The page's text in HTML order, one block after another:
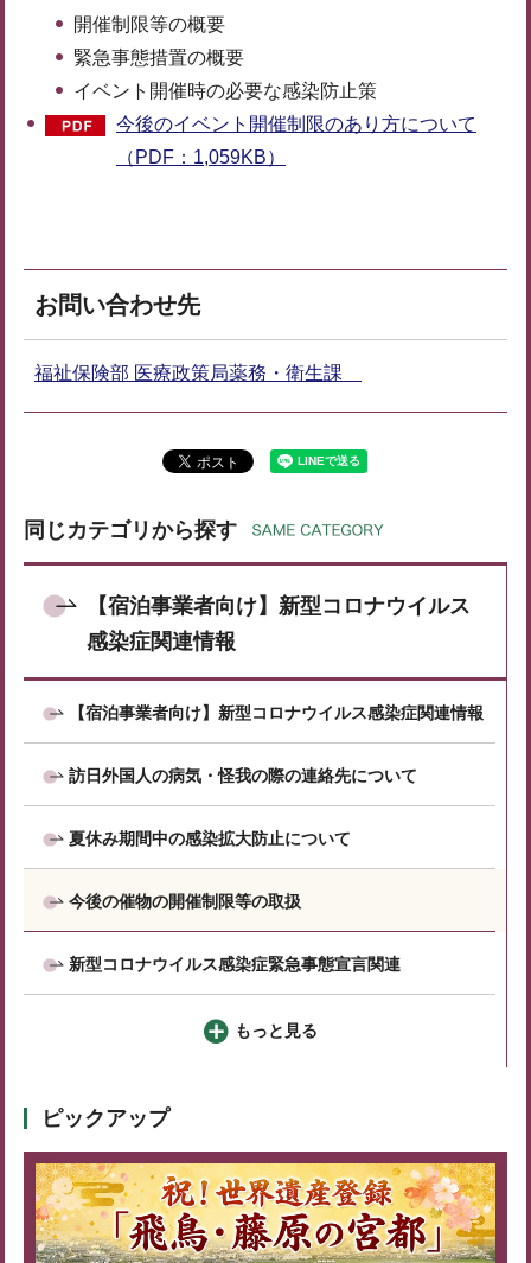
開催制限等の概要
緊急事態措置の概要
イベント開催時の必要な感染防止策
今後のイベント開催制限のあり方について
（PDF：1,059KB）
お問い合わせ先
福祉保険部 医療政策局薬務・衛生課
同じカテゴリから探す
【宿泊事業者向け】新型コロナウイルス
感染症関連情報
【宿泊事業者向け】新型コロナウイルス感染症関連情報
訪日外国人の病気・怪我の際の連絡先について
夏休み期間中の感染拡大防止について
今後の催物の開催制限等の取扱
新型コロナウイルス感染症緊急事態宣言関連
もっと見る
ピックアップ